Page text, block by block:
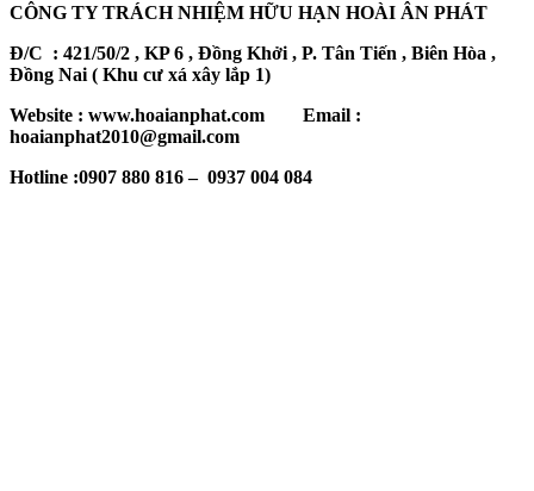
CÔNG TY TRÁCH NHIỆM HỮU HẠN HOÀI ÂN PHÁT
Đ/C : 421/50/2 , KP 6 , Đồng Khởi , P. Tân Tiến , Biên Hòa ,
Đồng Nai ( Khu cư xá xây lắp 1)
Website : www.hoaianphat.com Email :
hoaianphat2010@gmail.com
Hotline :0907 880 816 – 0937 004 084